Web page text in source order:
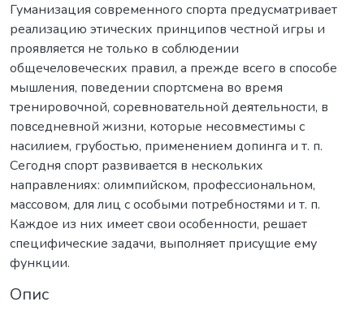
Гуманизация современного спорта предусматривает
реализацию этических принципов честной игры и
проявляется не только в соблюдении
общечеловеческих правил, а прежде всего в способе
мышления, поведении спортсмена во время
тренировочной, соревновательной деятельности, в
повседневной жизни, которые несовместимы с
насилием, грубостью, применением допинга и т. п.
Сегодня спорт развивается в нескольких
направлениях: олимпийском, профессиональном,
массовом, для лиц с особыми потребностями и т. п.
Каждое из них имеет свои особенности, решает
специфические задачи, выполняет присущие ему
функции.
Опис